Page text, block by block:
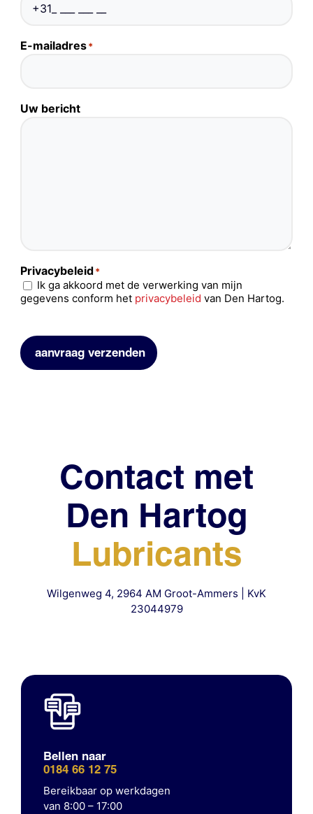
E-mailadres*
Uw bericht
Privacybeleid*
Ik ga akkoord met de verwerking van mijn
gegevens conform het privacybeleid van Den Hartog.
aanvraag verzenden
Contact met
Den Hartog
Lubricants
Wilgenweg 4, 2964 AM Groot-Ammers | KvK
23044979
Bellen naar
0184 66 12 75
Bereikbaar op werkdagen
van 8:00 – 17:00